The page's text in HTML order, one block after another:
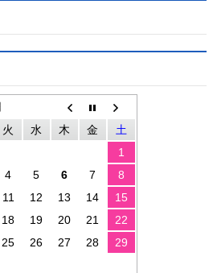
火 水 木 金
土
1
4 5 6 7
8
11 12 13 14
15
18 19 20 21
22
25 26 27 28
29